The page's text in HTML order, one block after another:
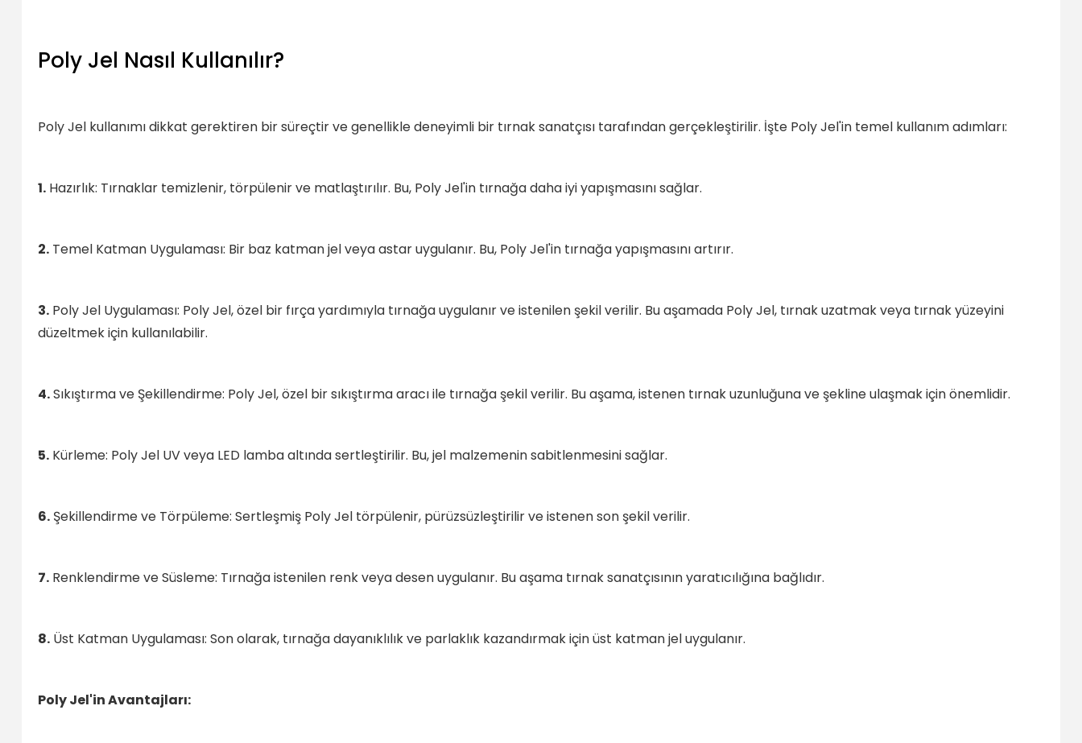
Poly Jel Nasıl Kullanılır?
Poly Jel kullanımı dikkat gerektiren bir süreçtir ve genellikle deneyimli bir tırnak sanatçısı tarafından gerçekleştirilir. İşte Poly Jel'in temel kullanım adımları:
1. Hazırlık: Tırnaklar temizlenir, törpülenir ve matlaştırılır. Bu, Poly Jel'in tırnağa daha iyi yapışmasını sağlar.
2. Temel Katman Uygulaması: Bir baz katman jel veya astar uygulanır. Bu, Poly Jel'in tırnağa yapışmasını artırır.
3. Poly Jel Uygulaması: Poly Jel, özel bir fırça yardımıyla tırnağa uygulanır ve istenilen şekil verilir. Bu aşamada Poly Jel, tırnak uzatmak veya tırnak yüzeyini
düzeltmek için kullanılabilir.
4.Sıkıştırma ve Şekillendirme: Poly Jel, özel bir sıkıştırma aracı ile tırnağa şekil verilir. Bu aşama, istenen tırnak uzunluğuna ve şekline ulaşmak için önemlidir.
5. Kürleme: Poly Jel UV veya LED lamba altında sertleştirilir. Bu, jel malzemenin sabitlenmesini sağlar.
6. Şekillendirme ve Törpüleme: Sertleşmiş Poly Jel törpülenir, pürüzsüzleştirilir ve istenen son şekil verilir.
7. Renklendirme ve Süsleme: Tırnağa istenilen renk veya desen uygulanır. Bu aşama tırnak sanatçısının yaratıcılığına bağlıdır.
8. Üst Katman Uygulaması: Son olarak, tırnağa dayanıklılık ve parlaklık kazandırmak için üst katman jel uygulanır.
Poly Jel'in Avantajları: